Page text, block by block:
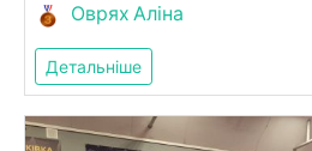
Оврях Аліна
Детальніше